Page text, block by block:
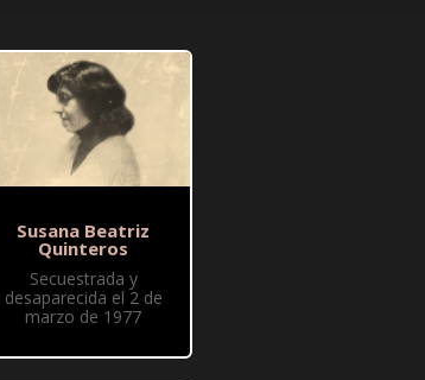
Susana Beatriz
Quinteros
Secuestrada y
desaparecida el 2 de
marzo de 1977